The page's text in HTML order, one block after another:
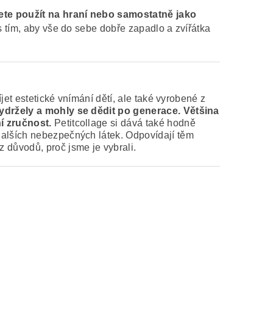
použít na hraní nebo samostatně jako
aby vše do sebe dobře zapadlo a zvířátka
estetické vnímání dětí, ale také vyrobené z
a mohly se dědit po generace. Většina
zručnost. Petitcollage si dává také hodně
nebezpečných látek. Odpovídají těm
důvodů, proč jsme je vybrali.